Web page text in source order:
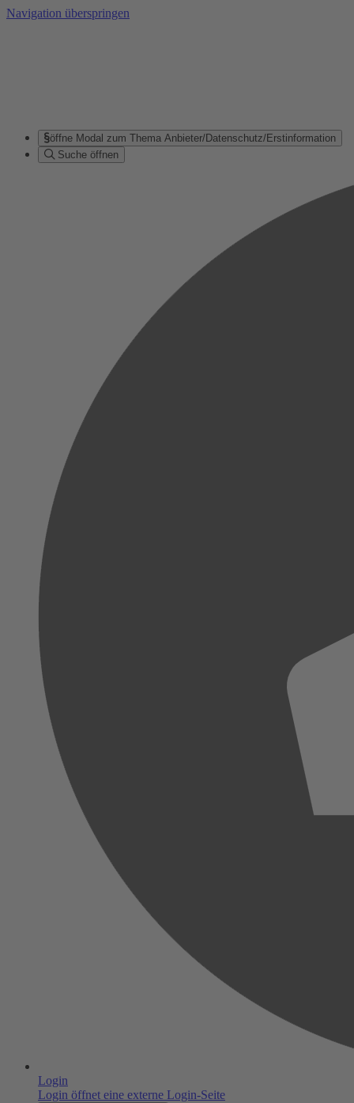
Navigation überspringen
öffne Modal zum Thema Anbieter/Datenschutz/Erstinformation
Suche öffnen
Login
Login öffnet eine externe Login-Seite